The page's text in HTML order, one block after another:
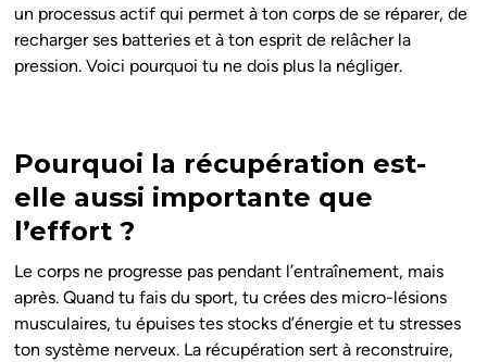
un processus actif qui permet à ton corps de se réparer, de
recharger ses batteries et à ton esprit de relâcher la
pression. Voici pourquoi tu ne dois plus la négliger.
Pourquoi la récupération est-
elle aussi importante que
l’effort ?
Le corps ne progresse pas pendant l’entraînement, mais
après. Quand tu fais du sport, tu crées des micro-lésions
musculaires, tu épuises tes stocks d’énergie et tu stresses
ton système nerveux. La récupération sert à reconstruire,